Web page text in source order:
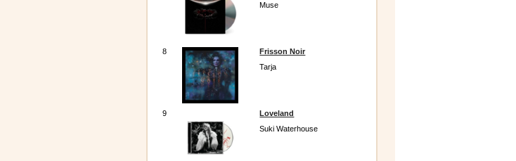
Muse
8
Frisson Noir
Tarja
9
Loveland
Suki Waterhouse